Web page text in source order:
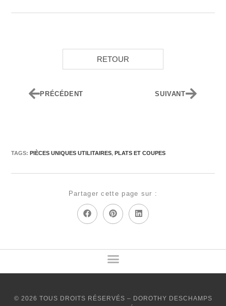
RETOUR
PRÉCÉDENT SUIVANT
TAGS:PIÈCES UNIQUES UTILITAIRES, PLATS ET COUPES
Partager cette page sur :
© 2026 TOUS DROITS RÉSERVÉS – DOROTHY DESCHAMPS